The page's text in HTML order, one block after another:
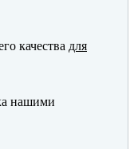
качества для
нашими